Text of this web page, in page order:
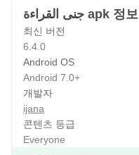
جنى القراءة apk 정보
최신 버전
6.4.0
Android OS
Android 7.0+
개발자
ijana
콘텐츠 등급
Everyone